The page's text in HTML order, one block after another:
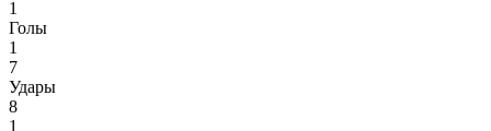
1
Голы
1
7
Удары
8
1